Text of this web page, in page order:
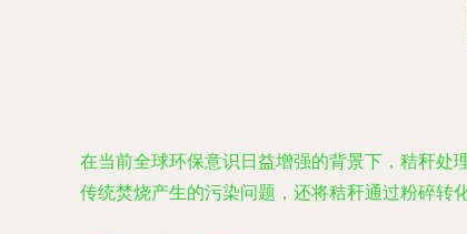
在当前全球环保意识日益增强的背景下，秸秆处
传统焚烧产生的污染问题，还将秸秆通过粉碎转